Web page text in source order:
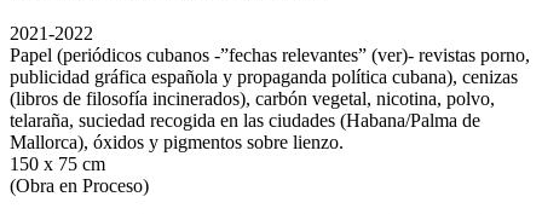
2021-2022
Papel (periódicos cubanos -”fechas relevantes” (ver)- revistas porno,
publicidad gráfica española y propaganda política cubana), cenizas
(libros de filosofía incinerados), carbón vegetal, nicotina, polvo,
telaraña, suciedad recogida en las ciudades (Habana/Palma de
Mallorca), óxidos y pigmentos sobre lienzo.
150 x 75 cm
(Obra en Proceso)